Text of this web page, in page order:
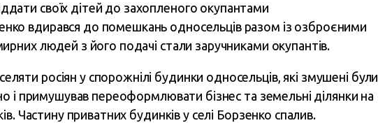
своїх дітей до захопленого окупантами
вдирався до помешкань односельців разом із озброєними
людей з його подачі стали заручниками окупантів.
росіян у спорожнілі будинки односельців, які змушені були
і примушував переоформлювати бізнес та земельні ділянки на
Частину приватних будинків у селі Борзенко спалив.